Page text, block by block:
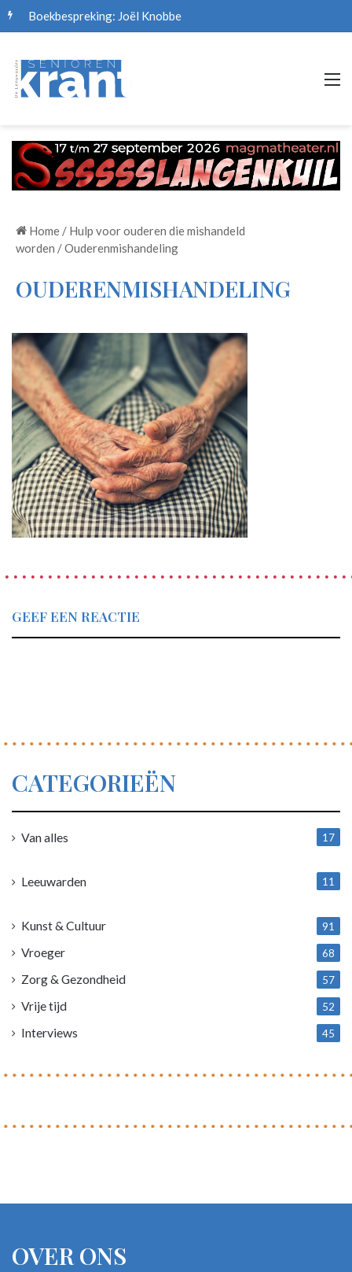
Boekbespreking: Joël Knobbe
Home / Hulp voor ouderen die mishandeld
worden /Ouderenmishandeling
OUDERENMISHANDELING
GEEF EEN REACTIE
CATEGORIEËN
Van alles
17
Leeuwarden
11
Kunst & Cultuur 91
Vroeger 68
Zorg & Gezondheid 57
Vrije tijd 52
Interviews 45
OVER ONS